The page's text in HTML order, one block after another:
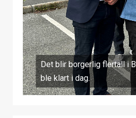
Det blir borgerlig flertall i
ble klart i dag.